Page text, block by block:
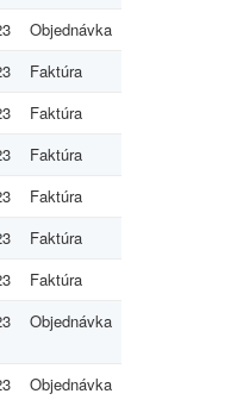
Objednávka
Faktúra
Faktúra
Faktúra
Faktúra
Faktúra
Faktúra
Objednávka
Objednávka